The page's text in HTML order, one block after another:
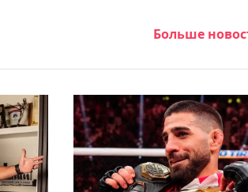
Анна Данилина
проиграла на старте
топового турнира в
Торонто
23:09, 07 августа 2026
Больше